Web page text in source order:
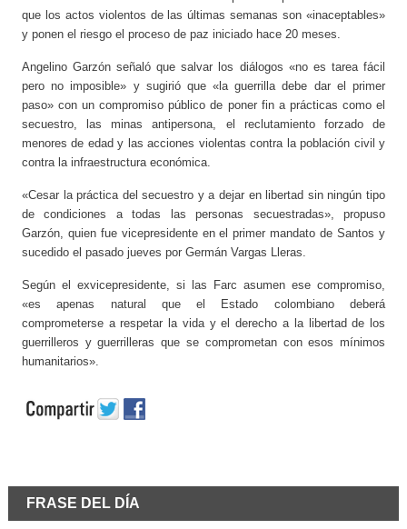
que los actos violentos de las últimas semanas son «inaceptables»
y ponen el riesgo el proceso de paz iniciado hace 20 meses.
Angelino Garzón señaló que salvar los diálogos «no es tarea fácil
pero no imposible» y sugirió que «la guerrilla debe dar el primer
paso» con un compromiso público de poner fin a prácticas como el
secuestro, las minas antipersona, el reclutamiento forzado de
menores de edad y las acciones violentas contra la población civil y
contra la infraestructura económica.
«Cesar la práctica del secuestro y a dejar en libertad sin ningún tipo
de condiciones a todas las personas secuestradas», propuso
Garzón, quien fue vicepresidente en el primer mandato de Santos y
sucedido el pasado jueves por Germán Vargas Lleras.
Según el exvicepresidente, si las Farc asumen ese compromiso,
«es apenas natural que el Estado colombiano deberá
comprometerse a respetar la vida y el derecho a la libertad de los
guerrilleros y guerrilleras que se comprometan con esos mínimos
humanitarios».
FRASE DEL DÍA